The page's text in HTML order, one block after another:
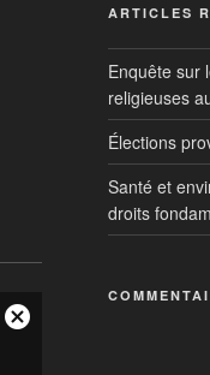
ARTICLES
Enquête sur
religieuses
Élections
Santé et
droits